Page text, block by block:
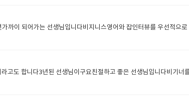
까이 되어가는 선생님입니다비지니스영어와 잡인터뷰를 우선적으
고도 합니다3년된 선생님이구요친절하고 좋은 선생님입니다비기너